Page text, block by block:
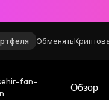
Обменять
fan-
Обзор